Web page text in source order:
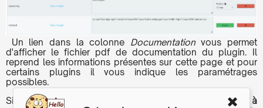
Un lien dans la colonne Documentationvous permet
d'afficher le fichier pdf de documentation du plugin. Il
reprend les informations présentes sur cette page et pour
certains plugins il vous indique les paramétrages
possibles.
Si dans la colonne
. la mentionRien à